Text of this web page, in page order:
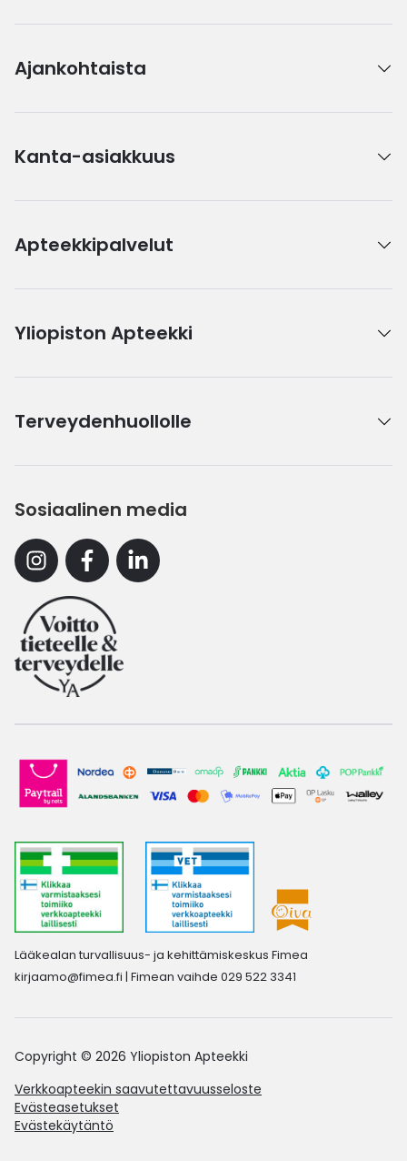
Ajankohtaista
Kanta-asiakkuus
Apteekkipalvelut
Yliopiston Apteekki
Terveydenhuollolle
Sosiaalinen media
InstagramFacebookLinkedin
Lääkealan turvallisuus- ja kehittämiskeskus Fimea
kirjaamo@fimea.fi | Fimean vaihde 029 522 3341
Copyright © 2026 Yliopiston Apteekki
Verkkoapteekin saavutettavuusseloste
Evästeasetukset
Evästekäytäntö